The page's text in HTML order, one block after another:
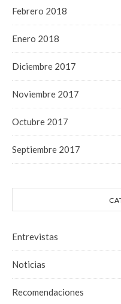
Febrero 2018
Enero 2018
Diciembre 2017
Noviembre 2017
Octubre 2017
Septiembre 2017
Entrevistas
Noticias
Recomendaciones